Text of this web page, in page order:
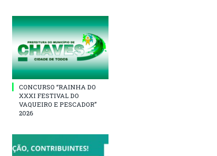
CONCURSO “RAINHA DO
XXXI FESTIVAL DO
VAQUEIRO E PESCADOR”
2026